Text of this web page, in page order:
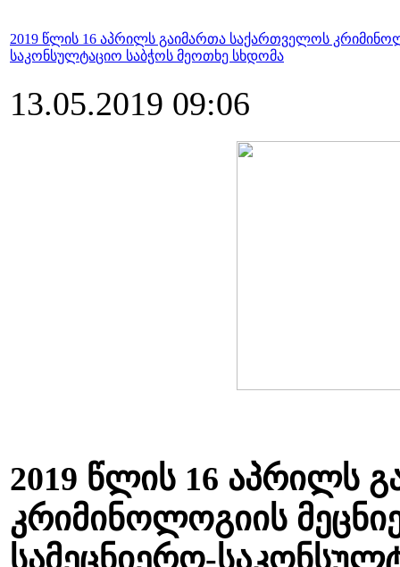
2019 წლის 16 აპრილს გაიმართა საქართველოს
საკონსულტაციო საბჭოს მეოთხე სხდომა
13.05.2019 09:06
2019 წლის 16 აპრილს
კრიმინოლოგიის
სამეცნიერო-